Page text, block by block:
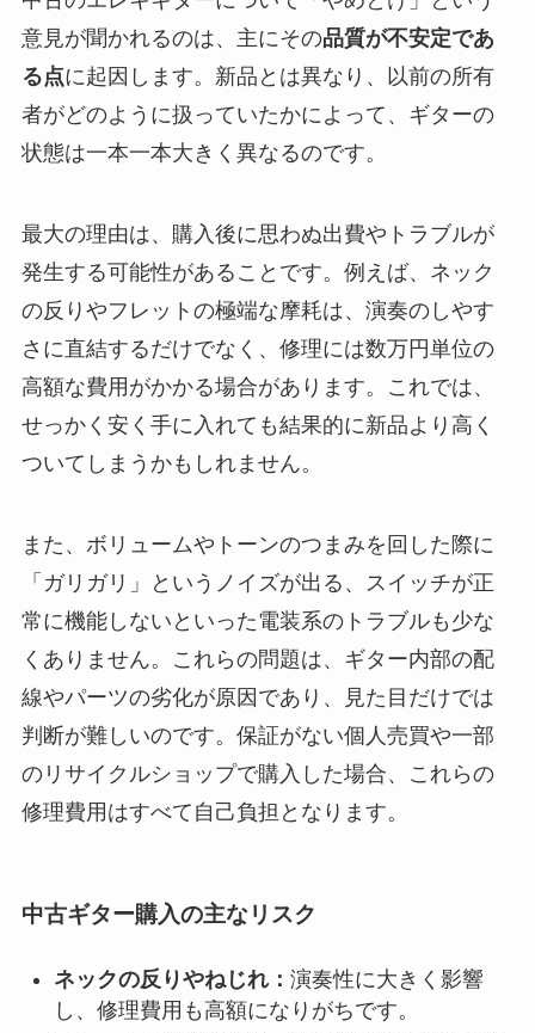
意見が聞かれるのは、主にその品質が不安定であ
る点に起因します。新品とは異なり、以前の所有
者がどのように扱っていたかによって、ギターの
状態は一本一本大きく異なるのです。
最大の理由は、購入後に思わぬ出費やトラブルが
発生する可能性があることです。例えば、ネック
の反りやフレットの極端な摩耗は、演奏のしやす
さに直結するだけでなく、修理には数万円単位の
高額な費用がかかる場合があります。これでは、
せっかく安く手に入れても結果的に新品より高く
ついてしまうかもしれません。
また、ボリュームやトーンのつまみを回した際に
「ガリガリ」というノイズが出る、スイッチが正
常に機能しないといった電装系のトラブルも少な
くありません。これらの問題は、ギター内部の配
線やパーツの劣化が原因であり、見た目だけでは
判断が難しいのです。保証がない個人売買や一部
のリサイクルショップで購入した場合、これらの
修理費用はすべて自己負担となります。
中古ギター購入の主なリスク
ネックの反りやねじれ： 演奏性に大きく影響
し、修理費用も高額になりがちです。